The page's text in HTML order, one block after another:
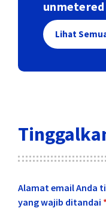
unmetered
Lihat
Alamat email Anda
yang wajib ditandai *